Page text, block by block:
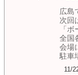
広島
次回
「
全国
会場
駐車
11/